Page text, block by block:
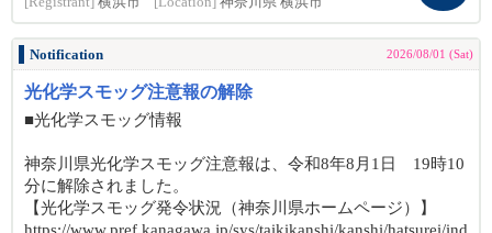
Notification 2026/08/01 (Sat)
光化学スモッグ注意報の解除
■光化学スモッグ情報
神奈川県光化学スモッグ注意報は、令和8年8月1日 19時10
分に解除されました。
【光化学スモッグ発令状況（神奈川県ホームページ）】